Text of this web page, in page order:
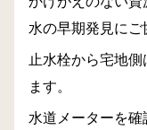
水の早期発見にご
止水栓から宅地
ます。
水道メーターを